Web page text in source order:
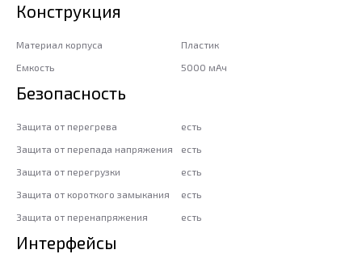
Конструкция
Материал корпуса
Пластик
Емкость
5000 мАч
Безопасность
Защита от перегрева
есть
Защита от перепада напряжения
есть
Защита от перегрузки
есть
Защита от короткого замыкания
есть
Защита от перенапряжения
есть
Интерфейсы